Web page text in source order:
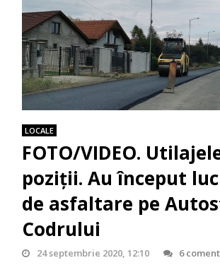
LOCALE
FOTO/VIDEO.
poziții. Au început
de asfaltare pe
Codrului
24 septembrie 2020, 12:10 6